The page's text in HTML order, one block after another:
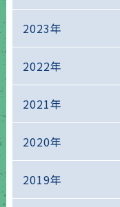
2023年
2022年
2021年
2020年
2019年